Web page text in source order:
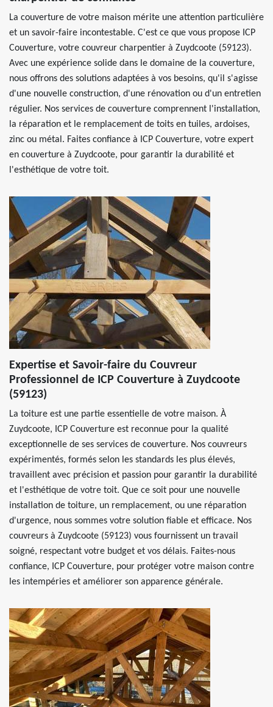
La couverture de votre maison mérite une attention particulière
et un savoir-faire incontestable. C'est ce que vous propose ICP
Couverture, votre couvreur charpentier à Zuydcoote (59123).
Avec une expérience solide dans le domaine de la couverture,
nous offrons des solutions adaptées à vos besoins, qu'il s'agisse
d'une nouvelle construction, d'une rénovation ou d'un entretien
régulier. Nos services de couverture comprennent l'installation,
la réparation et le remplacement de toits en tuiles, ardoises,
zinc ou métal. Faites confiance à ICP Couverture, votre expert
en couverture à Zuydcoote, pour garantir la durabilité et
l'esthétique de votre toit.
Expertise et Savoir-faire du Couvreur
Professionnel de ICP Couverture à Zuydcoote
(59123)
La toiture est une partie essentielle de votre maison. À
Zuydcoote, ICP Couverture est reconnue pour la qualité
exceptionnelle de ses services de couverture. Nos couvreurs
expérimentés, formés selon les standards les plus élevés,
travaillent avec précision et passion pour garantir la durabilité
et l'esthétique de votre toit. Que ce soit pour une nouvelle
installation de toiture, un remplacement, ou une réparation
d'urgence, nous sommes votre solution fiable et efficace. Nos
couvreurs à Zuydcoote (59123) vous fournissent un travail
soigné, respectant votre budget et vos délais. Faites-nous
confiance, ICP Couverture, pour protéger votre maison contre
les intempéries et améliorer son apparence générale.